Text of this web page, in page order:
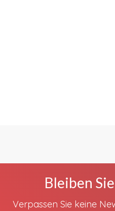
Bleiben
Verpassen Sie keine